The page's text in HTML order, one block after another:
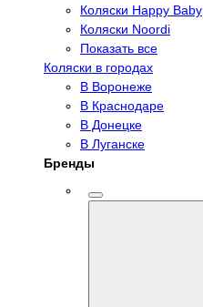
Коляски Happy Baby
Коляски Noordi
Показать все
Коляски в городах
В Воронеже
В Краснодаре
В Донецке
В Луганске
Бренды